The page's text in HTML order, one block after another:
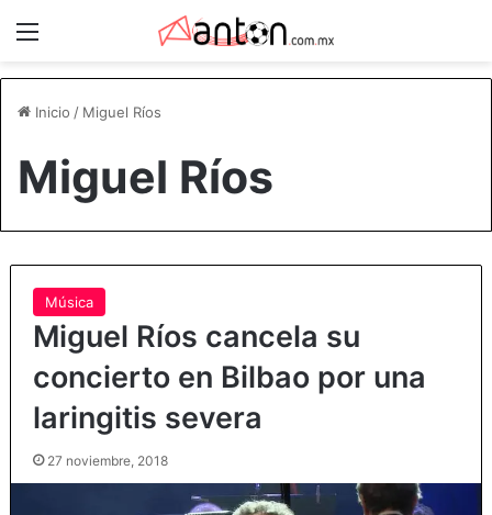
Inicio / Miguel Ríos
Miguel Ríos
Música
Miguel Ríos cancela su
concierto en Bilbao por una
laringitis severa
27 noviembre, 2018